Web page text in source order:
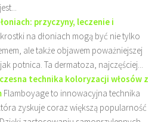
przyczyny, leczenie i
na dłoniach mogą być nie tylko
ale także objawem poważniejszej
potnica. Ta dermatoza, najczęściej...
technika koloryzacji włosów z
Flamboyage to innowacyjna technika
zyskuje coraz większą popularność